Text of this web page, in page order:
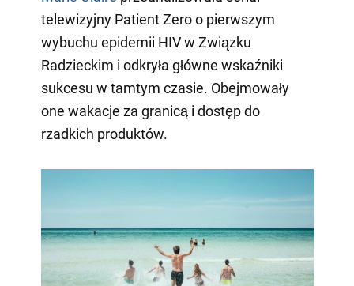
telewizyjny Patient Zero o pierwszym
wybuchu epidemii HIV w Związku
Radzieckim i odkryła główne wskaźniki
sukcesu w tamtym czasie. Obejmowały
one wakacje za granicą i dostęp do
rzadkich produktów.